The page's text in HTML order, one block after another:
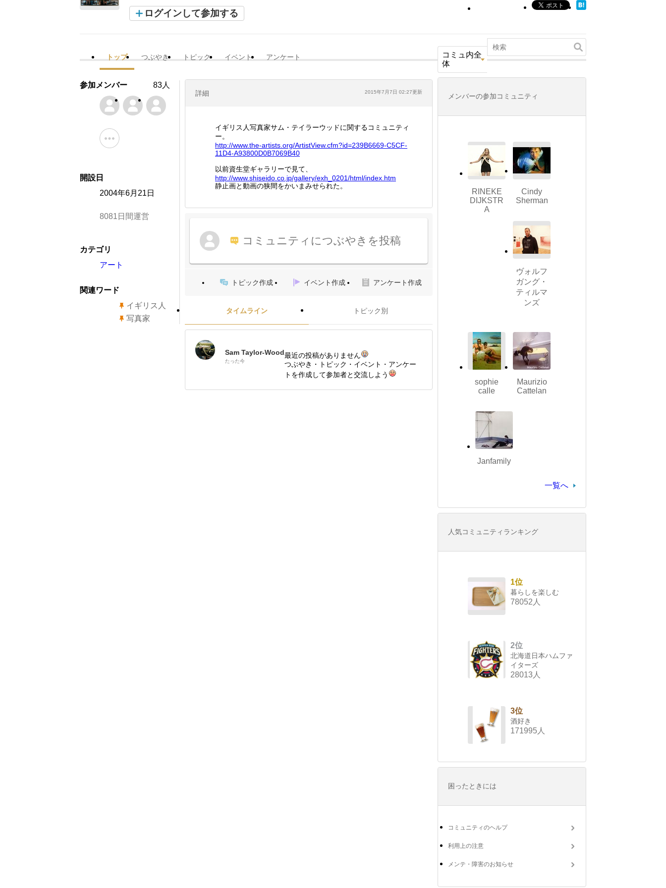
ログインして参加する
トップ つぶやき トピック イベント アンケート
コミュ内全
体
詳細 2015年7月7日 02:27更新
イギリス人写真家サム・テイラーウッドに関するコミュニティ
ー。
http://www.the-artists.org/ArtistView.cfm?id=239B6669-C5CF-
11D4-A93800D0B7069B40
以前資生堂ギャラリーで見て、
http://www.shiseido.co.jp/gallery/exh_0201/html/index.htm
静止画と動画の狭間をかいまみせられた。
コミュニティにつぶやきを投稿
トピック作成 イベント作成 アンケート作成
タイムライン トピック別
Sam Taylor-Wood
たった今
最近の投稿がありません
つぶやき・トピック・イベント・アンケー
トを作成して参加者と交流しよう
参加メンバー 83人
開設日
2004年6月21日
8081日間運営
カテゴリ
アート
関連ワード
イギリス人
写真家
メンバーの参加コミュニティ
RINEKE
DIJKSTR
A
Cindy
Sherman
ヴォルフ
ガング・
ティルマ
ンズ
sophie
calle
Maurizio
Cattelan
Janfamily
一覧へ
人気コミュニティランキング
1位
暮らしを楽しむ
78052人
2位
北海道日本ハムファ
イターズ
28013人
3位
酒好き
171995人
困ったときには
コミュニティのヘルプ
利用上の注意
メンテ・障害のお知らせ